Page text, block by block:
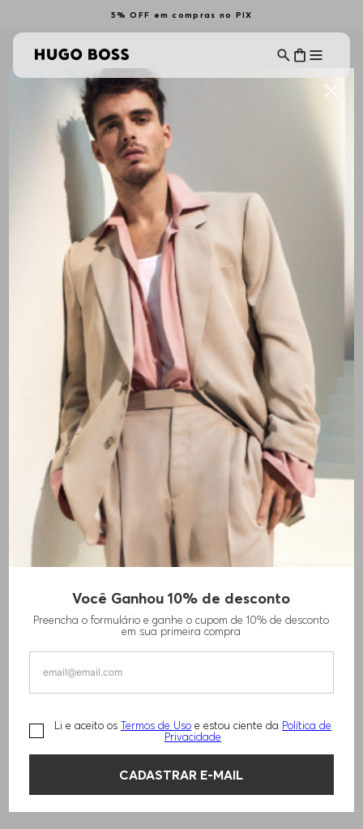
5% OFF em compras no PIX
Você Ganhou 10% de desconto
Preencha o formulário e ganhe o cupom de 10% de desconto
em sua primeira compra
Li e aceito os Termos de Uso e estou ciente da Política de
Privacidade
CADASTRAR E-MAIL
Calças Casuais
CALÇAS MASCULINAS
ALL BRANDS Filtrar Ordenar Por
Mais Recentes
DE ALGODÃO ELÁSTICO
R$1.620,00
BOSS DE AJUSTE AFUNILADO
R$ 2.330,00